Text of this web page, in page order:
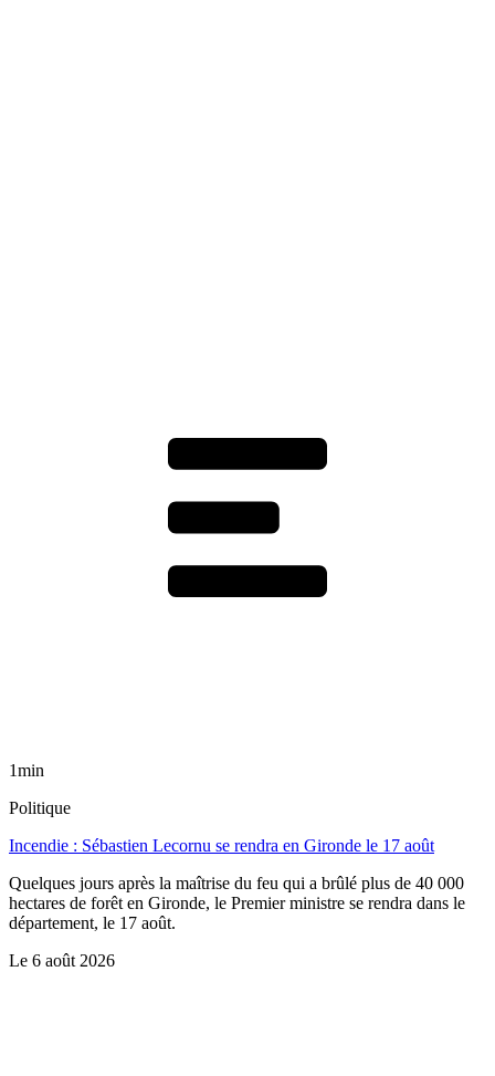
1min
Politique
Incendie : Sébastien Lecornu se rendra en Gironde le 17 août
Quelques jours après la maîtrise du feu qui a brûlé plus de 40 000
hectares de forêt en Gironde, le Premier ministre se rendra dans le
département, le 17 août.
Le 6 août 2026